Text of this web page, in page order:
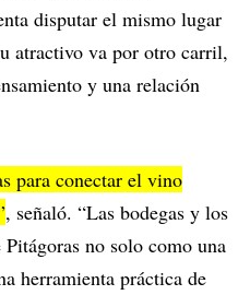
disputar el mismo lugar
atractivo va por otro carril,
y una relación
para conectar el vino
, señaló. “Las bodegas y los
no solo como una
herramienta práctica de